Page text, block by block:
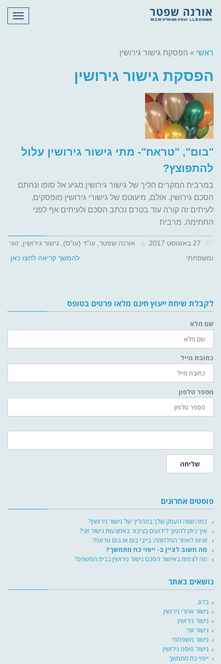
ראשי » הפסקת גישור גירושין
הפסקת גישור גירושין
"בום", "טראח"- מתי גישור גירושין עלול
להתפוצץ?
במרבית המקרים הליך של גישור גירושין מגיע אל סופו ונחתם
הסכם גירושין. אולם, מיעוטם של גישורי גירושין מופסקים,
לעיתים זה קורה עוד בטרם נכתב הסכם ולעיתים אף לפני
החתימה. מרבית
אורנה שפטר, עו"ד (עו"ס), גישור גירושין, זוגי
ומשפחתי
להמשך קריאה לחצו כאן
לקבלת שיחת ייעוץ חינם מלאו פרטים בטופס
שם מלא
כתובת מייל
מספר טלפון
שליחה
פוסטים אחרונים
כמה שווה העסק שלך בתהליך של גישור גירושין?
איך ניתן להפוך לידועים בציבור באמצעות גישור זוגי?
זוגיות לאחר המלחמה: בייבי בום או בום טראח?
מה חשוב לציין ב- ייפוי כח מתמשך?
מה לצפות באישור הסכם גישור גירושין בבית המשפט?
נושאים באתר
בלוג
גישור אחרי גירושין
גישור גירושין
גישור זוגי
גישור משפחתי
גישור פוסט גירושין
ייפוי כח מתמשך